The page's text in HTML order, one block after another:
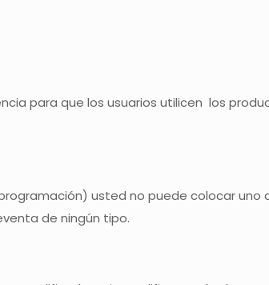
para que los usuarios utilicen los
usted no puede colocar uno
de ningún tipo.